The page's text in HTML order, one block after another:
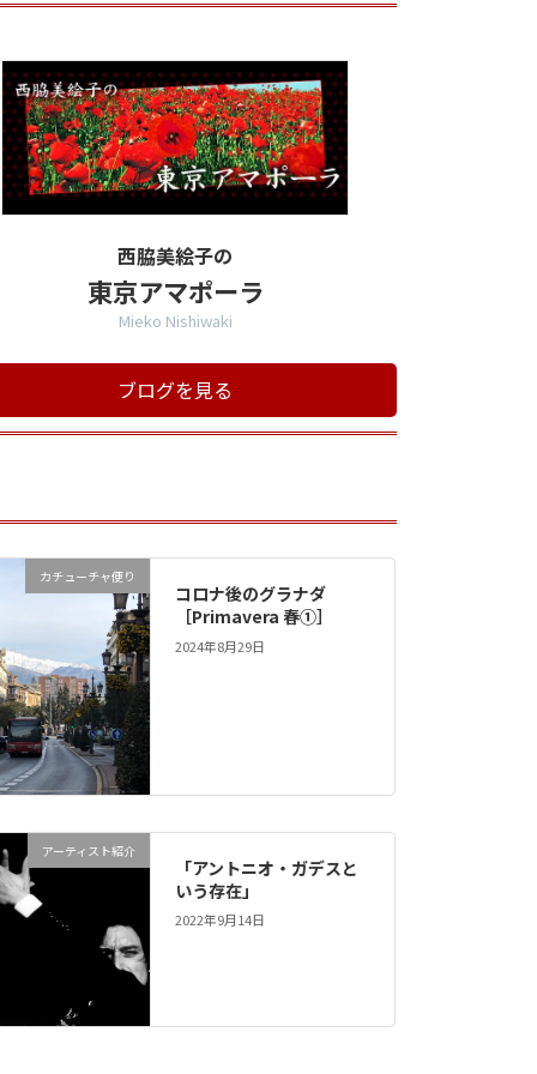
西脇美絵子の
東京アマポーラ
Mieko Nishiwaki
ブログを見る
カチューチャ便り
コロナ後のグラナダ
［Primavera 春①］
2024年8月29日
アーティスト紹介
「アントニオ・ガデスと
いう存在」
2022年9月14日